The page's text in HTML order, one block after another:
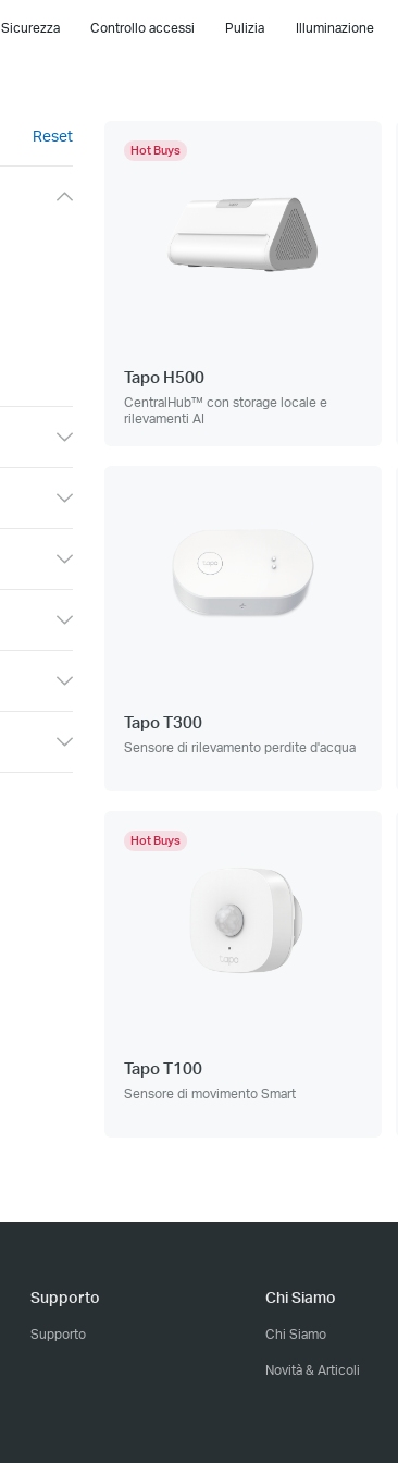
Sicurezza Controllo accessi Pulizia Illuminazione
Reset
Hot Buys
Tapo H500
CentralHub™ con storage locale e
rilevamenti AI
Tapo T300
Sensore di rilevamento perdite d'acqua
Hot Buys
Tapo T100
Sensore di movimento Smart
Supporto
Supporto
Chi Siamo
Chi Siamo
Novità & Articoli